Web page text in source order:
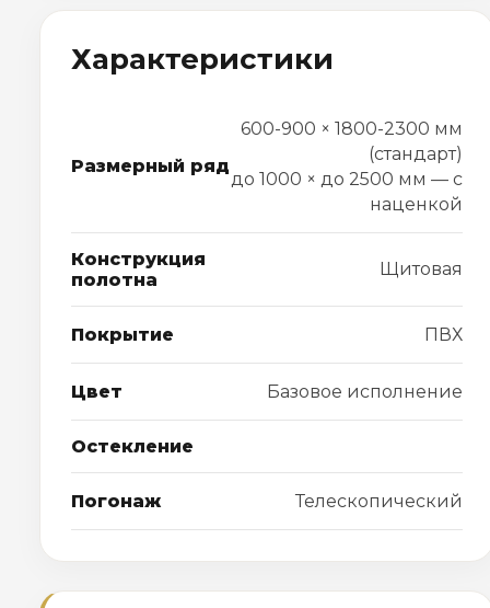
Характеристики
Размерный ряд
600-900 × 1800-2300 мм
(стандарт)
до 1000 × до 2500 мм — с
наценкой
Конструкция
полотна
Щитовая
Покрытие ПВХ
Цвет Базовое исполнение
Остекление
Погонаж Телескопический